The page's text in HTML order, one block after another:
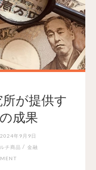
が提供す
成果
2024年9月9日
チ商品 / 金融